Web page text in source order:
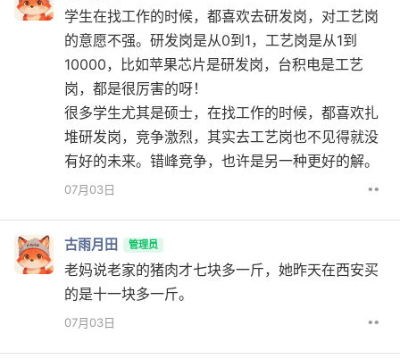
学生在找工作的时候，都喜欢去研发岗，对工艺岗
的意愿不强。研发岗是从0到1，工艺岗是从1到
10000，比如苹果芯片是研发岗，台积电是工艺
岗，都是很厉害的呀！
很多学生尤其是硕士，在找工作的时候，都喜欢扎
堆研发岗，竞争激烈，其实去工艺岗也不见得就没
有好的未来。错峰竞争，也许是另一种更好的解。
07月03日 ••
古雨月田 管理员
老妈说老家的猪肉才七块多一斤，她昨天在西安买
的是十一块多一斤。
07月03日 ••